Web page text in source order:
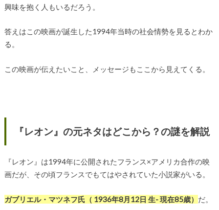
興味を抱く人もいるだろう。
答えはこの映画が誕生した1994年当時の社会情勢を見るとわか
る。
この映画が伝えたいこと、メッセージもここから見えてくる。
『レオン』の元ネタはどこから？の謎を解説
『レオン』は1994年に公開されたフランス×アメリカ合作の映
画だが、その頃フランスでもてはやされていた小説家がいる。
ガブリエル・マツネフ氏（ 1936年8月12日 生- 現在85歳） だ。